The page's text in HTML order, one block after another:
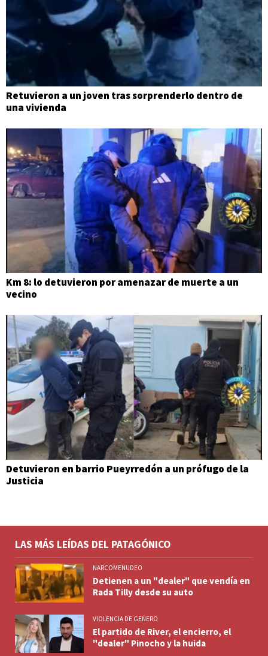
Retuvieron a un joven tras sorprenderlo dentro de
una vivienda
Km 8: lo detuvieron por amenazar de muerte a un
vecino
Detuvieron en barrio Pueyrredón a un prófugo de la
Justicia
LAS MÁS LEÍDAS DEL PATAGÓNICO
NARCOMENUDEO
Detienen a un "dealer" que vendía en
Rada Tilly desde su auto
VIOLENCIA DE GENERO
El partido de River, el encierro, el
"dealer" Pinocho y la huida